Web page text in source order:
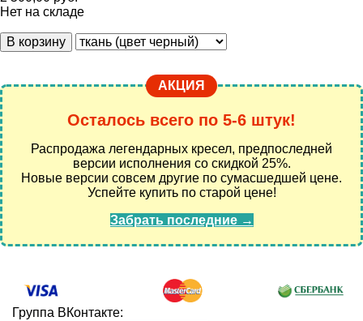
Нет на складе
В корзину
АКЦИЯ
Осталось всего по 5-6 штук!
Распродажа легендарных кресел, предпоследней
версии исполнения со скидкой 25%.
Новые версии совсем другие по сумасшедшей цене.
Успейте купить по старой цене!
Забрать последние →
Группа ВКонтакте: